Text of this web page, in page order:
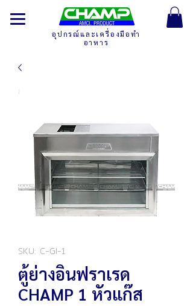
อุปกรณ์และเครื่องมือทำ
อาหาร
SKU: C-GI-1
ตู้ย่างอินฟราเรด
CHAMP 1 หัวแก๊ส